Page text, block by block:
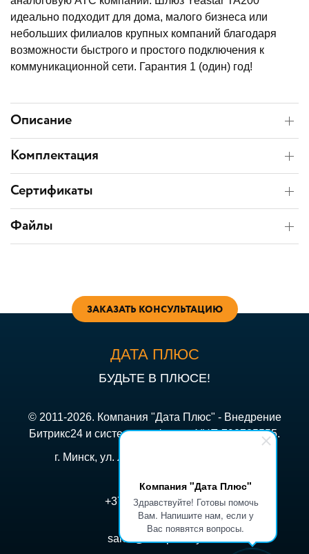
Компания "Дата Плюс"
Здравствуйте! Готовы помочь
Вам. Напишите нам, если у
Вас появятся вопросы.
идеально подходит для дома, малого бизнеса или
небольших филиалов крупных компаний благодаря
возможности быстрого и простого подключения к
коммуникационной сети. Гарантия 1 (один) год!
Описание
Комплектация
Сертификаты
Файлы
ЗАКАЗАТЬ КОНСУЛЬТАЦИЮ
ДАТА ПЛЮС
БУДЬТЕ В ПЛЮСЕ!
© 2011-2026. Компания "Дата Плюс" - Внедрение
Битрикс24 и систем телефонии. УНП 790735555.
г. Минск, ул. Лукьяновича 10к7, оф. 606
+375 (44) 507-77-99
sales@dataplus.by